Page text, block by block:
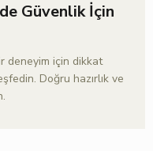
Güvenlik İçin
deneyim için dikkat
Doğru hazırlık ve